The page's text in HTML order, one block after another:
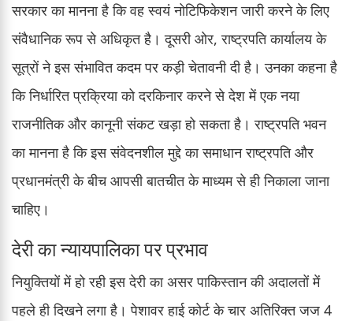
सरकार का मानना है कि वह स्वयं नोटिफिकेशन जारी करने के लिए
संवैधानिक रूप से अधिकृत है। दूसरी ओर, राष्ट्रपति कार्यालय के
सूत्रों ने इस संभावित कदम पर कड़ी चेतावनी दी है। उनका कहना है
कि निर्धारित प्रक्रिया को दरकिनार करने से देश में एक नया
राजनीतिक और कानूनी संकट खड़ा हो सकता है। राष्ट्रपति भवन
का मानना है कि इस संवेदनशील मुद्दे का समाधान राष्ट्रपति और
प्रधानमंत्री के बीच आपसी बातचीत के माध्यम से ही निकाला जाना
चाहिए।
देरी का न्यायपालिका पर प्रभाव
नियुक्तियों में हो रही इस देरी का असर पाकिस्तान की अदालतों में
पहले ही दिखने लगा है। पेशावर हाई कोर्ट के चार अतिरिक्त जज 4